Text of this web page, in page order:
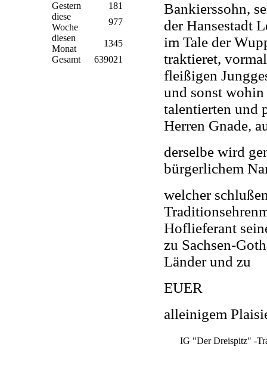
Gestern
181
diese
Woche
977
diesen
Monat
1345
Gesamt
639021
Bankierssohn,
der Hansestadt
im Tale der
traktieret,
fleißigen
und sonst wohin
talentierten und
Herren Gnade,
derselbe wird
bürgerlichem
welcher
Hoflieferant
zu Sachsen-
Länder und zu
EUER
alleinigem
IG "Der Dreispitz" -